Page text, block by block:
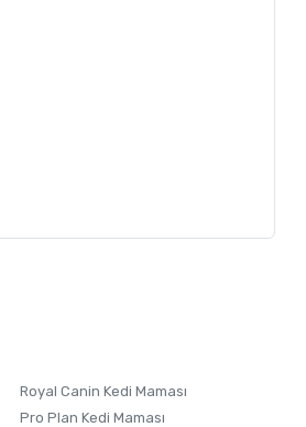
Royal Canin Kedi Maması
Pro Plan Kedi Maması